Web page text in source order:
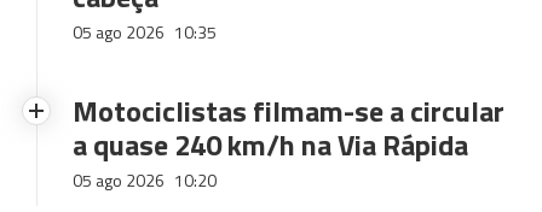
05 ago 2026 10:35
Motociclistas filmam-se a circular
a quase 240 km/h na Via Rápida
05 ago 2026 10:20